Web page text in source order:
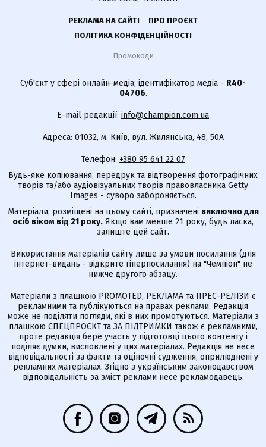
РЕКЛАМА НА САЙТІ
ПРО ПРОЄКТ
ПОЛІТИКА КОНФІДЕНЦІЙНОСТІ
Промокоди
Суб'єкт у сфері онлайн-медіа; ідентифікатор медіа - R40-
04706.
E-mail редакції: info@champion.com.ua
Адреса: 01032, м. Київ, вул. Жилянська, 48, 50А
Телефон: +380 95 641 22 07
Будь-яке копіювання, передрук та відтворення фотографічних
творів та/або аудіовізуальних творів правовласника Getty
Images - суворо забороняється.
Матеріали, розміщені на цьому сайті, призначені виключно для
осіб віком від 21 року. Якщо вам менше 21 року, будь ласка,
залиште цей сайт.
Використання матеріалів сайту лише за умови посилання (для
інтернет-видань - відкрите гіперпосилання) на "Чемпіон" не
нижче другого абзацу.
Матеріали з плашкою PROMOTED, РЕКЛАМА та ПРЕС-РЕЛІЗИ є
рекламними та публікуються на правах реклами. Редакція
може не поділяти погляди, які в них промотуються. Матеріали з
плашкою СПЕЦПРОЄКТ та ЗА ПІДТРИМКИ також є рекламними,
проте редакція бере участь у підготовці цього контенту і
поділяє думки, висловлені у цих матеріалах. Редакція не несе
відповідальності за факти та оціночні судження, оприлюднені у
рекламних матеріалах. Згідно з українським законодавством
відповідальність за зміст реклами несе рекламодавець.